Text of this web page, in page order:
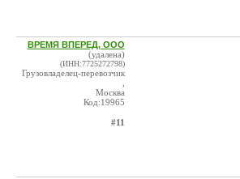
ВРЕМЯ ВПЕРЕД, ООО
(удалена)
(ИНН:7725272798)
Грузовладелец-перевозчик
Москва
Код:19965
#11